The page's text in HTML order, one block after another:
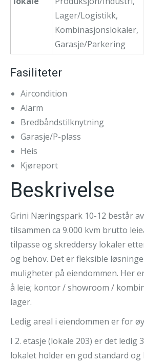
Lager/Logistikk,
Kombinasjonslokaler,
Garasje/Parkering
Fasiliteter
Aircondition
Alarm
Bredbåndstilknytning
Garasje/P-plass
Heis
Kjøreport
Beskrivelse
Grini Næringspark 10-12 består
tilsammen ca 9.000 kvm brutto
tilpasse og skreddersy lokaler
og behov. Det er fleksible
muligheter på eiendommen. Her
å leie; kontor / showroom /
lager.
Ledig areal i eiendommen er for
I 2. etasje (lokale 203) er det ledig
lokalet holder en god standard